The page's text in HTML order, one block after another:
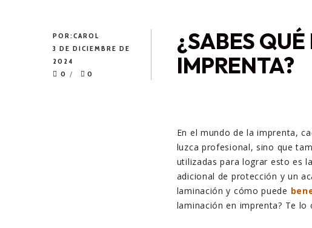
POR:CAROL
3 DE DICIEMBRE DE
2024
0
0
¿SABES
IMPRENTA?
En el mundo de la imprenta,
luzca profesional, sino que
utilizadas para lograr esto es la
adicional de protección y un
laminación y cómo puede
laminación en imprenta? Te